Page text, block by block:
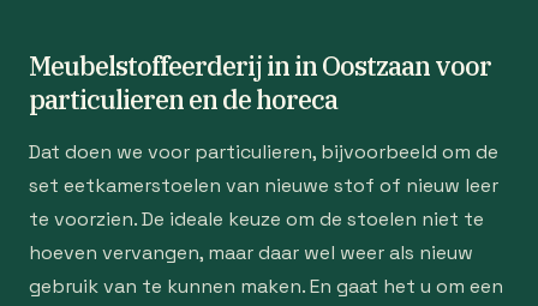
Meubelstoffeerderij in in Oostzaan voor
particulieren en de horeca
Dat doen we voor particulieren, bijvoorbeeld om de
set eetkamerstoelen van nieuwe stof of nieuw leer
te voorzien. De ideale keuze om de stoelen niet te
hoeven vervangen, maar daar wel weer als nieuw
gebruik van te kunnen maken. En gaat het u om een